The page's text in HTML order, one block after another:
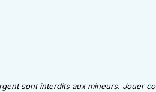
sont interdits aux mineurs. Jouer